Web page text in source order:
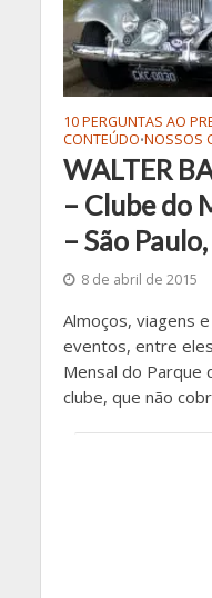
10 PERGUNTAS AO
CONTEÚDO•NOSSOS
WALTER
– Clube do
– São Paulo,
8 de abril de 2015
Almoços, viagens
eventos, entre
Mensal do Parque
clube, que não